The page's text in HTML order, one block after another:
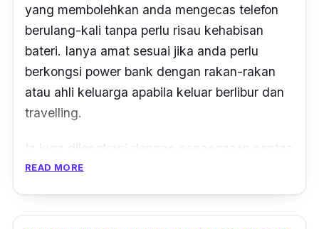
yang membolehkan anda mengecas telefon
berulang-kali tanpa perlu risau kehabisan
bateri. Ianya amat sesuai jika anda perlu
berkongsi power bank dengan rakan-rakan
atau ahli keluarga apabila keluar berlibur dan
travelling.
Ia juga dilengkapi dengan pengecasan pantas
Qualcomm Quickcharge 3.0. Qualcomm
READ MORE